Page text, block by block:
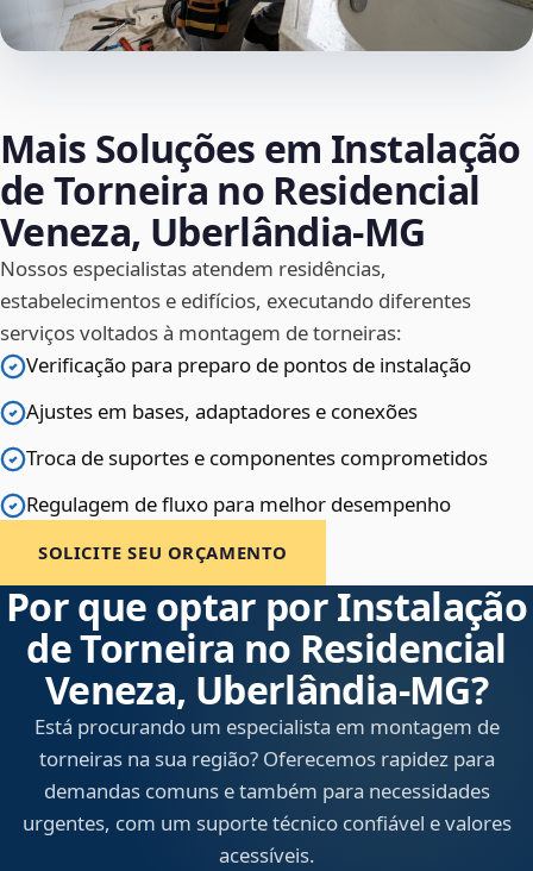
Mais Soluções em Instalação
de Torneira no Residencial
Veneza, Uberlândia‑MG
Nossos especialistas atendem residências,
estabelecimentos e edifícios, executando diferentes
serviços voltados à montagem de torneiras:
Verificação para preparo de pontos de instalação
Ajustes em bases, adaptadores e conexões
Troca de suportes e componentes comprometidos
Regulagem de fluxo para melhor desempenho
SOLICITE SEU ORÇAMENTO
Por que optar por Instalação
de Torneira no Residencial
Veneza, Uberlândia‑MG?
Está procurando um especialista em montagem de
torneiras na sua região? Oferecemos rapidez para
demandas comuns e também para necessidades
urgentes, com um suporte técnico confiável e valores
acessíveis.